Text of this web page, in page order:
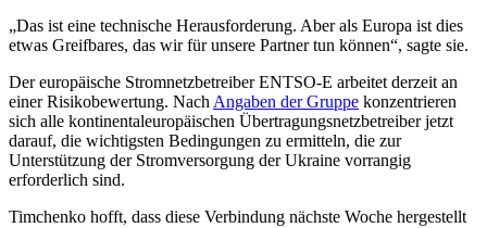
„Das ist eine technische Herausforderung. Aber als Europa ist dies
etwas Greifbares, das wir für unsere Partner tun können“, sagte sie.
Der europäische Stromnetzbetreiber ENTSO-E arbeitet derzeit an
einer Risikobewertung. Nach Angaben der Gruppe konzentrieren
sich alle kontinentaleuropäischen Übertragungsnetzbetreiber jetzt
darauf, die wichtigsten Bedingungen zu ermitteln, die zur
Unterstützung der Stromversorgung der Ukraine vorrangig
erforderlich sind.
Timchenko hofft, dass diese Verbindung nächste Woche hergestellt